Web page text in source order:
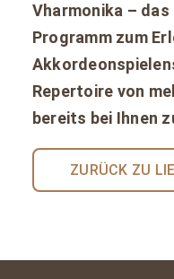
Vharmonika –
Programm zum
Repertoire von
bereits bei Ihnen
ZURÜCK ZU